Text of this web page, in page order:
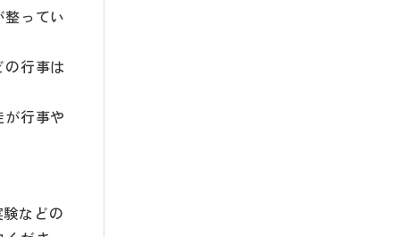
ってい
行事は
行事や
などの